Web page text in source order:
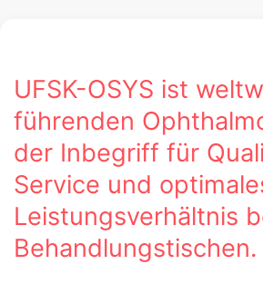
UFSK-OSYS ist
führenden
der Inbegriff für
Service und
Leistungsverhältnis
Behandlungstischen.